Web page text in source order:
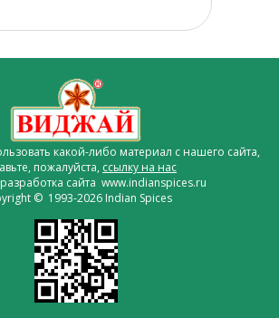
какой-либо материал с нашего сайта,
пожалуйста, ссылку на нас
сайта www.indianspices.ru
© 1993-2026 Indian Spices